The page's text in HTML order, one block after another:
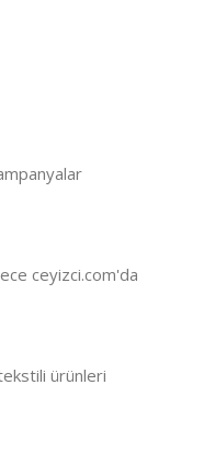
ceyizci.com'da
ürünleri